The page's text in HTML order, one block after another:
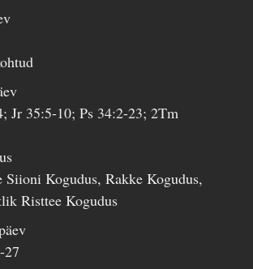
Jr 35:5-10; Ps 34:2-23; 2Tm
Siioni Kogudus, Rakke Kogudus,
Risttee Kogudus
27